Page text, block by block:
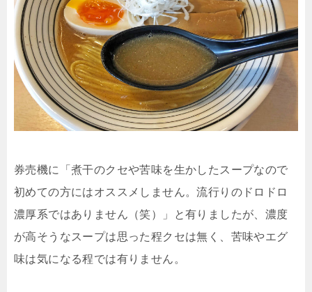
券売機に「煮干のクセや苦味を生かしたスープなので
初めての方にはオススメしません。流行りのドロドロ
濃厚系ではありません（笑）」と有りましたが、濃度
が高そうなスープは思った程クセは無く、苦味やエグ
味は気になる程では有りません。